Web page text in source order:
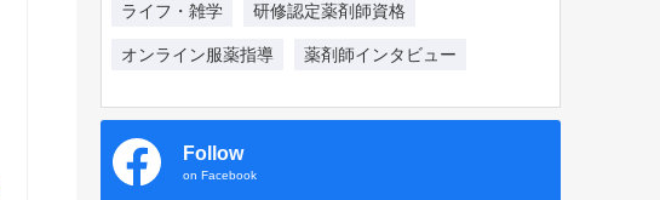
ライフ・雑学 研修認定薬剤師資格
オンライン服薬指導 薬剤師インタビュー
Follow
on Facebook